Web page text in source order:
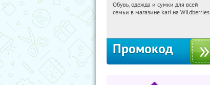
21:19:49 Получили:
Обувь, одежда и сумки для всей
семьи в магазине kari на Wildberries
Промокод